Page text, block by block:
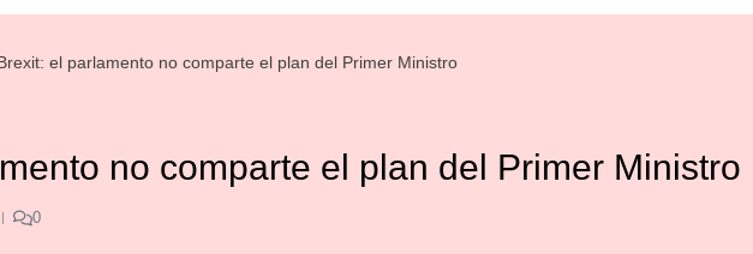
el parlamento no comparte el plan del Primer Ministro
no comparte el plan del Primer Ministro
0